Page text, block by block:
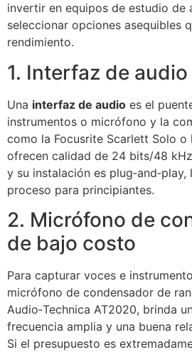
invertir en equipos de estudio de
seleccionar opciones asequibles
rendimiento.
1. Interfaz de
Una interfaz de audio es el
instrumentos o micrófono y la
como la Focusrite Scarlett Solo o
ofrecen calidad de 24 bits/48
y su instalación es
proceso para principiantes.
2. Micrófono de
de bajo costo
Para capturar voces e
micrófono de condensador de
Audio‑Technica AT2020, brinda
frecuencia amplia y una buena
Si el presupuesto es